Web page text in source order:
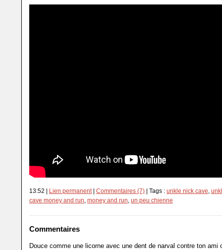
13:52 | Lien permanent | Commentaires (7) | Tags : unkle nick cave
cave money and run money and run un peu chienne
Commentaires
Douce comme une licorne avec une dent de narval contre ton ami